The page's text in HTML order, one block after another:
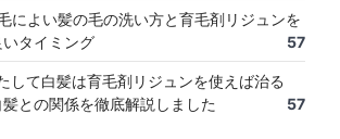
によい髪の毛の洗い方と育毛剤リジュンを
タイミング
57
して白髪は育毛剤リジュンを使えば治る
との関係を徹底解説しました
57